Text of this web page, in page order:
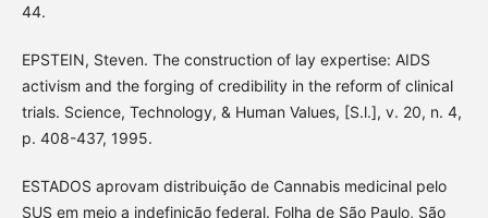
44.
EPSTEIN, Steven. The construction of lay expertise: AIDS
activism and the forging of credibility in the reform of clinical
trials. Science, Technology, & Human Values, [S.l.], v. 20, n. 4,
p. 408-437, 1995.
ESTADOS aprovam distribuição de Cannabis medicinal pelo
SUS em meio a indefinição federal. Folha de São Paulo, São